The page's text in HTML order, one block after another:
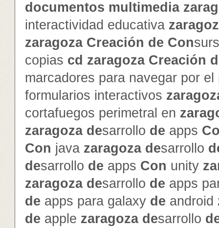
documentos multimedia
interactividad educativa
zaragoza Creación de Con
copias cd zaragoza Creación
marcadores para navegar por
formularios interactivos
cortafuegos perimetral en
zaragoza desarrollo de apps
Con java zaragoza desarrollo
desarrollo de apps Con unity
zaragoza desarrollo de apps
de apps para galaxy de android
de apple zaragoza desarrollo